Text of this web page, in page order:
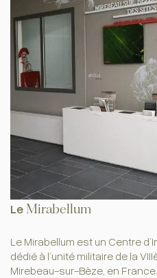
Le Mirabellum
Le Mirabellum est un Centre
dédié à l’unité militaire de la
Mirebeau-sur-Bèze, en France.